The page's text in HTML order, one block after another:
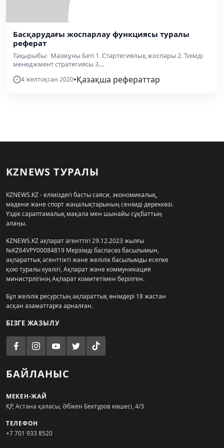
Басқарудағы жоспарлау функциясы туралы
реферат
Тақырыбы: Мазмұны Беті 1. Стартегиялық жоспары 2. Тиімді
менеджмент стратегиясы 3....
4 желтоқсан 2020•Қазақша рефераттар
KZNEWS ТУРАЛЫ
KZNEWS.KZ - еліміздегі басты саяси, экономикалық,
мәдени және спорт жаңалықтарының сенімді дереккөзі.
Үздік сараптамалық мақала мен шынайы сұқбаттың
алаңы.
KZNEWS.KZ ақпарат агенттігі 29.12.2023 жылғы
№KZ64VPY00084819 Мерзімді баспасөз басылымын,
ақпараттық агенттікті және желілік басылымды есепке
қою туралы куәлігі, Ақпарат және коммуникация
министрлігінің Ақпарат комитетімен берілген.
Бұл желілік ресурстың ақпараттық өнімдері 18 жастан
асқан азаматтарға арналған.
БІЗГЕ ЖАЗЫЛУ
БАЙЛАНЫС
МЕКЕН-ЖАЙ
ҚР, Астана қаласы, Әбікен Бектұров көшесі, 4/3
ТЕЛЕФОН
+7 701 933 8520